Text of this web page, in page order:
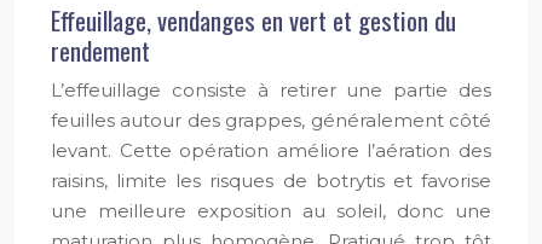
Effeuillage, vendanges en vert et gestion du
rendement
L’effeuillage consiste à retirer une partie des
feuilles autour des grappes, généralement côté
levant. Cette opération améliore l’aération des
raisins, limite les risques de botrytis et favorise
une meilleure exposition au soleil, donc une